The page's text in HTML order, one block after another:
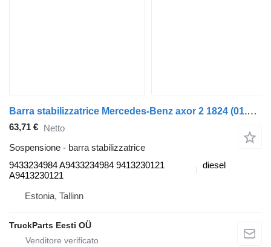
Barra stabilizzatrice Mercedes-Benz axor 2 1824 (01.04-) 9433234984 per trattore stradale Mercedes-Benz Actros, Axor MP1, MP2, MP3 (1996-2014)
63,71 € Netto
Sospensione - barra stabilizzatrice
9433234984 A9433234984 9413230121
A9413230121
diesel
Estonia, Tallinn
TruckParts Eesti OÜ